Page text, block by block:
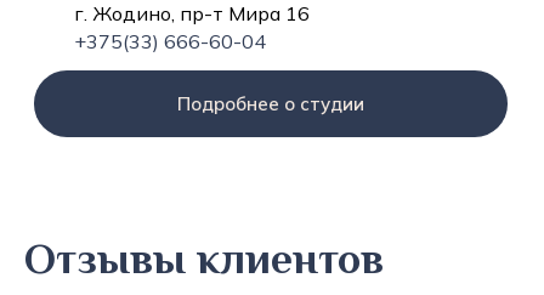
г. Жодино, пр-т Мира 16
+375(33) 666-60-04
Подробнее о студии
Отзывы клиентов